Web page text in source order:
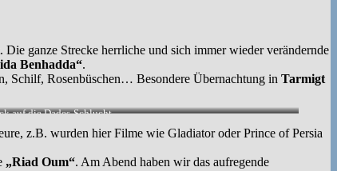
. Die ganze Strecke herrliche und sich immer wieder verändernde
Benhadda“.
Schilf, Rosenbüschen… Besondere Übernachtung in Tarmigt
auf die Dades-Schlucht.
z.B. wurden hier Filme wie Gladiator oder Prince of Persia
„Riad Oum“. Am Abend haben wir das aufregende